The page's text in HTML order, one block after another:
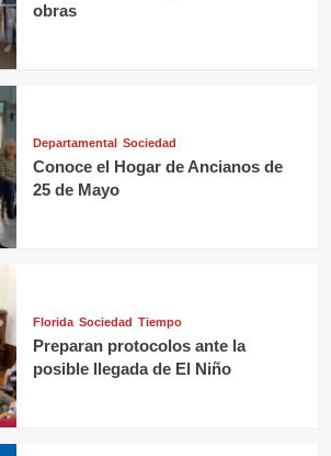
obras
Departamental Sociedad
Conoce el Hogar de Ancianos de
25 de Mayo
Florida Sociedad Tiempo
Preparan protocolos ante la
posible llegada de El Niño